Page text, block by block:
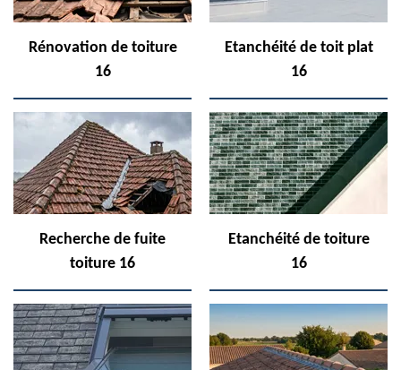
Rénovation de toiture
16
Etanchéité de toit plat
16
Recherche de fuite
toiture 16
Etanchéité de toiture
16